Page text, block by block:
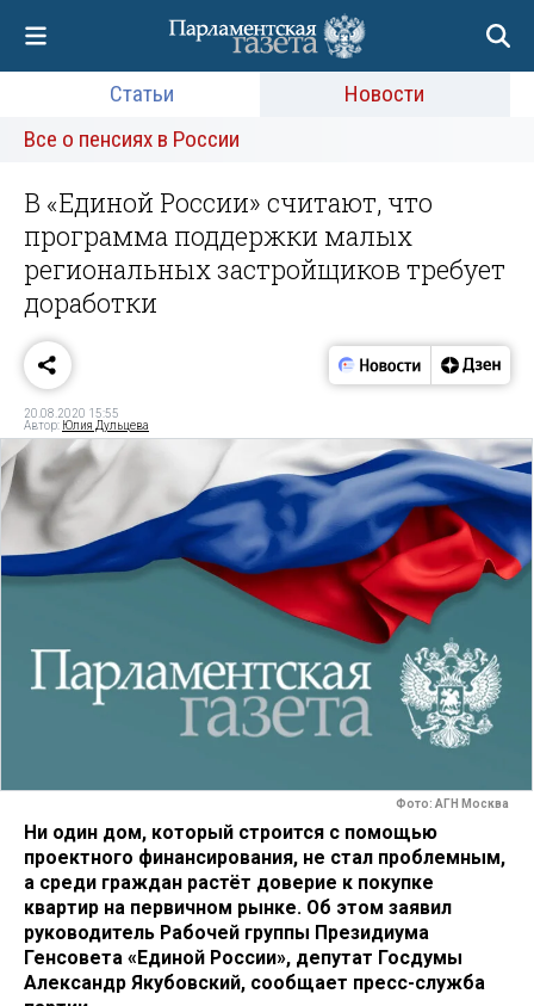
Статьи
Новости
Все о пенсиях в России
В «Единой России» считают, что
программа поддержки малых
региональных застройщиков требует
доработки
20.08.2020 15:55
Автор: Юлия Дульцева
Фото: АГН Москва
Ни один дом, который строится с помощью
проектного финансирования, не стал проблемным,
а среди граждан растёт доверие к покупке
квартир на первичном рынке. Об этом заявил
руководитель Рабочей группы Президиума
Генсовета «Единой России», депутат Госдумы
Александр Якубовский, сообщает пресс-служба